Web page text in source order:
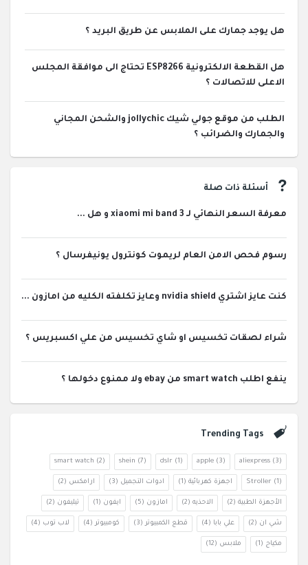
هل يوجد جمارك على الملابس عن طريق البريد ؟
هل القطعة الالكترونية ESP8266 تحتاج الى موافقة المجلس
الاعلى للاتصالات ؟
الطلب من موقع جولي شيك jollychic والشحن المجاني
والجمارك والضرائب ؟
أسئلة ذات صلة
معرفة السعر النهائي لـ xiaomi mi band 3 و هل ...
رسوم فحص الامن العام لريموت كونترول يونيفرسال ؟
كنت عايز اشتري nvidia shield وعايز تكلفته الكليه من امازون ...
شراء لصقات تخسيس او شاي تخسيس من علي اكسبريس ؟
ينفع اطلب smart watch من ebay ولا ممنوع دخولها ؟
Trending Tags
aliexpress (3)
apple (3)
dslr (1)
shein (7)
smart watch (2)
Stroller (1) اجهزة كهربائية (1) ادوات التجميل (3) ارامكس (2)
الأجهزة الطبية (2) الاحذيه (2) امازون (5) ايفون (1) تيليفون (2)
شي ان (2) علي بابا (4) قطع الكمبيوتر (3) كومبيوتر (4) لاب توب (4)
مكياج (1) ملابس (12)